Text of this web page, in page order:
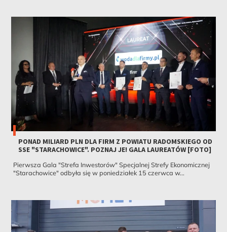
PONAD MILIARD PLN DLA FIRM Z POWIATU RADOMSKIEGO OD
SSE "STARACHOWICE". POZNAJ JE! GALA LAUREATÓW [FOTO]
Pierwsza Gala "Strefa Inwestorów" Specjalnej Strefy Ekonomicznej
"Starachowice" odbyła się w poniedziałek 15 czerwca w...